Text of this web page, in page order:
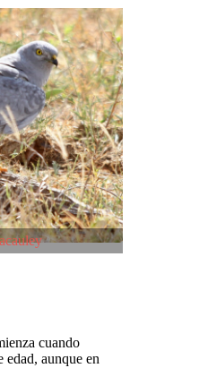
cuando
edad, aunque en